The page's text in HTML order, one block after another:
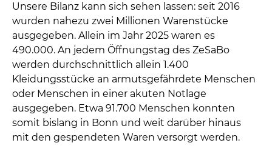
Unsere Bilanz kann sich sehen lassen: seit 2016
wurden nahezu zwei Millionen Warenstücke
ausgegeben. Allein im Jahr 2025 waren es
490.000. An jedem Öffnungstag des ZeSaBo
werden durchschnittlich allein 1.400
Kleidungsstücke an armutsgefährdete Menschen
oder Menschen in einer akuten Notlage
ausgegeben. Etwa 91.700 Menschen konnten
somit bislang in Bonn und weit darüber hinaus
mit den gespendeten Waren versorgt werden.